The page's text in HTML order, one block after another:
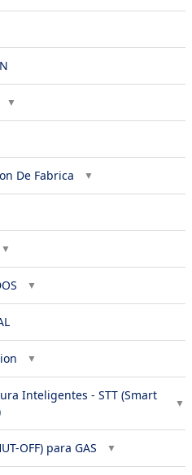
De Fabrica
Inteligentes - STT (Smart
OFF) para GAS